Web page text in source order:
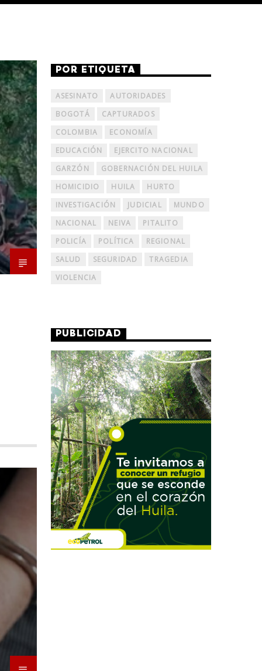
POR ETIQUETA
ASESINATO
AUTORIDADES
BOGOTÁ
CAPTURADOS
COLOMBIA
ECONOMÍA
EDUCACIÓN
EJERCITO NACIONAL
GARZÓN
GOBERNACIÓN DEL HUILA
HOMICIDIO
HUILA
HURTO
INVESTIGACIÓN
JUDICIAL
MUNDO
NACIONAL
NEIVA
PITALITO
POLICÍA
POLÍTICA
REGIONAL
SALUD
SEGURIDAD
TRAGEDIA
VIOLENCIA
PUBLICIDAD